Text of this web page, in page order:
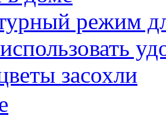
режим
засохли